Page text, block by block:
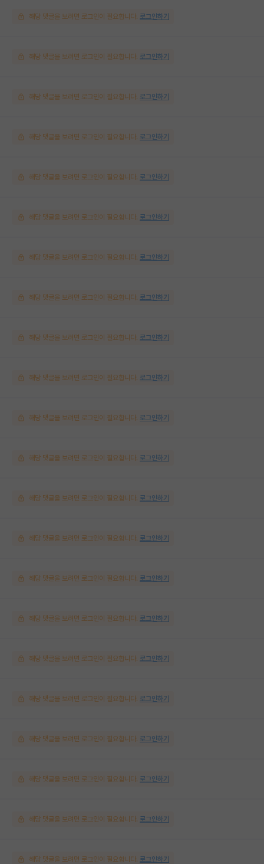
해당 댓글을 보려면 로그인이 필요합니다. 로그인하기
해당 댓글을 보려면 로그인이 필요합니다. 로그인하기
해당 댓글을 보려면 로그인이 필요합니다. 로그인하기
해당 댓글을 보려면 로그인이 필요합니다. 로그인하기
해당 댓글을 보려면 로그인이 필요합니다. 로그인하기
해당 댓글을 보려면 로그인이 필요합니다. 로그인하기
해당 댓글을 보려면 로그인이 필요합니다. 로그인하기
해당 댓글을 보려면 로그인이 필요합니다. 로그인하기
해당 댓글을 보려면 로그인이 필요합니다. 로그인하기
해당 댓글을 보려면 로그인이 필요합니다. 로그인하기
해당 댓글을 보려면 로그인이 필요합니다. 로그인하기
해당 댓글을 보려면 로그인이 필요합니다. 로그인하기
해당 댓글을 보려면 로그인이 필요합니다. 로그인하기
해당 댓글을 보려면 로그인이 필요합니다. 로그인하기
해당 댓글을 보려면 로그인이 필요합니다. 로그인하기
해당 댓글을 보려면 로그인이 필요합니다. 로그인하기
해당 댓글을 보려면 로그인이 필요합니다. 로그인하기
해당 댓글을 보려면 로그인이 필요합니다. 로그인하기
해당 댓글을 보려면 로그인이 필요합니다. 로그인하기
해당 댓글을 보려면 로그인이 필요합니다. 로그인하기
해당 댓글을 보려면 로그인이 필요합니다. 로그인하기
해당 댓글을 보려면 로그인이 필요합니다. 로그인하기